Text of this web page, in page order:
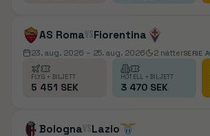
AS RomavsFiorentina
23. aug. 2026 – 25. aug. 2026 2 nätterSERIE A
FLYG + BILJETT
5 451 SEK
HOTELL + BILJETT
3 470 SEK
BolognavsLazio